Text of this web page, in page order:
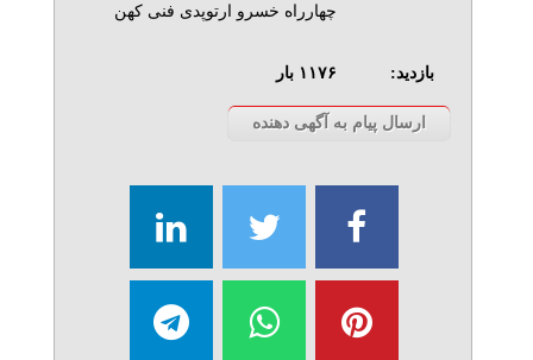
چهارراه خسرو ارتوپدی فنی کهن
بازدید: ۱۱۷۶ بار